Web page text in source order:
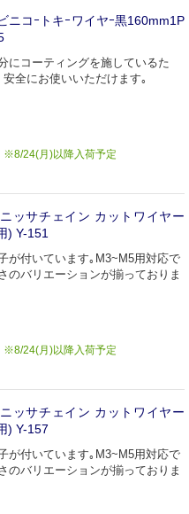
ニコｰトキｰワイヤｰ黒160mm1P
にコーティングを施しているた
全にお使いいただけます｡
※8/24(月)以降入荷予定
ッサチェイン カットワイヤー
) Y-151
が付いています｡M3~M5用対応で
のバリエーションが揃っておりま
※8/24(月)以降入荷予定
ッサチェイン カットワイヤー
) Y-157
が付いています｡M3~M5用対応で
のバリエーションが揃っておりま